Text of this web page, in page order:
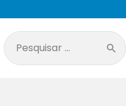
Pesquisar
por: